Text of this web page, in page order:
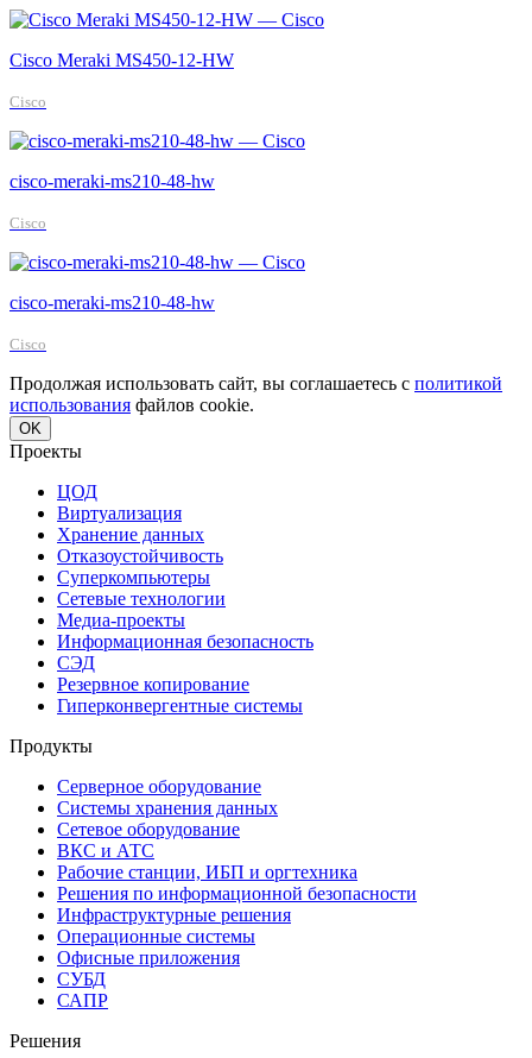
Cisco Meraki MS450-12-HW
Cisco
cisco-meraki-ms210-48-hw
Cisco
cisco-meraki-ms210-48-hw
Cisco
Продолжая использовать сайт, вы соглашаетесь с политикой
использования файлов cookie.
OK
Проекты
ЦОД
Виртуализация
Хранение данных
Отказоустойчивость
Суперкомпьютеры
Сетевые технологии
Медиа-проекты
Информационная безопасность
СЭД
Резервное копирование
Гиперконвергентные системы
Продукты
Серверное оборудование
Системы хранения данных
Сетевое оборудование
ВКС и АТС
Рабочие станции, ИБП и оргтехника
Решения по информационной безопасности
Инфраструктурные решения
Операционные системы
Офисные приложения
СУБД
САПР
Решения